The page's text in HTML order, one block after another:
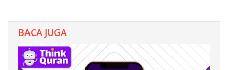
BACA JUGA